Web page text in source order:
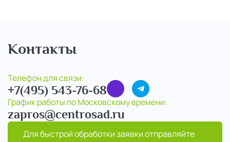
Контакты
Телефон для связи:
+7(495) 543-76-68
График работы по Московскому времени:
zapros@centrosad.ru
Для быстрой обработки заявки отправляйте